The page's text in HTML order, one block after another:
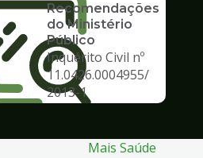
Recomendações
do Ministério
Público
Inquérito Civil nº
11.0426.0004955/
2013-1
Mais Saúde